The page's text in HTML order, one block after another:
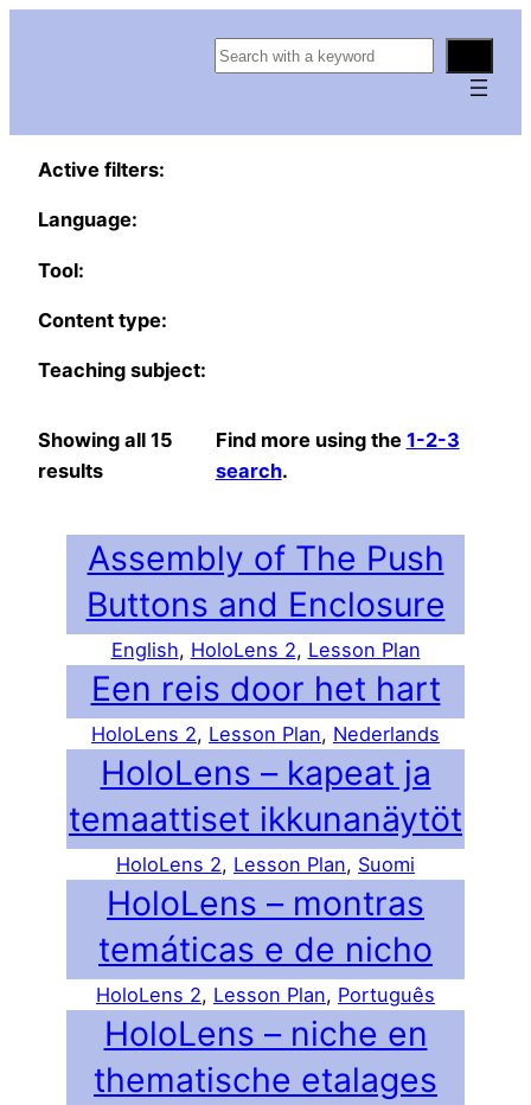
S
Active filters:
Language:
Tool:
Content type:
Teaching subject:
Showing all 15
results
Find more using the 1-2-3
search.
Assembly of The Push
Buttons and Enclosure
English, HoloLens 2, Lesson Plan
Een reis door het hart
HoloLens 2, Lesson Plan, Nederlands
HoloLens – kapeat ja
temaattiset ikkunanäytöt
HoloLens 2, Lesson Plan, Suomi
HoloLens – montras
temáticas e de nicho
HoloLens 2, Lesson Plan, Português
HoloLens – niche en
thematische etalages